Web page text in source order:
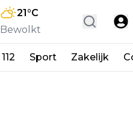
21°C
Bewolkt
112 Sport Zakelijk